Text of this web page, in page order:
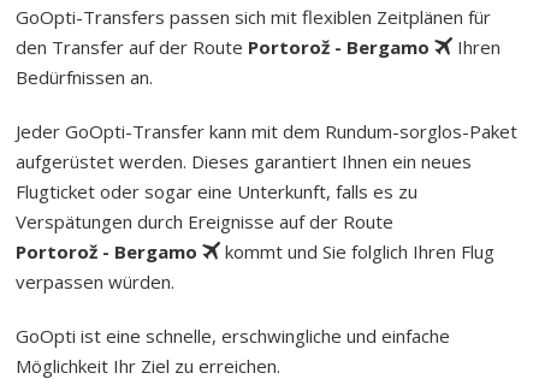
GoOpti-Transfers passen sich mit flexiblen Zeitplänen für
den Transfer auf der Route Portorož - Bergamo
Ihren
Bedürfnissen an.
Jeder GoOpti-Transfer kann mit dem Rund­um-sorg­los-Pa­ket
aufgerüstet werden. Dieses garantiert Ihnen ein neues
Flugticket oder sogar eine Unterkunft, falls es zu
Verspätungen durch Ereignisse auf der Route
Portorož - Bergamo
kommt und Sie folglich Ihren Flug
verpassen würden.
GoOpti ist eine schnelle, erschwingliche und einfache
Möglichkeit Ihr Ziel zu erreichen.